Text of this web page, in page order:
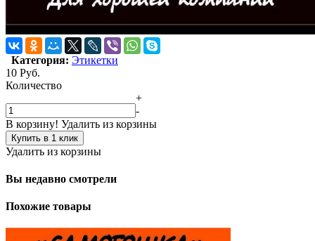
Категория: Этикетки
10 Руб.
Количество
+
-
В корзину! Удалить из корзины
Купить в 1 клик
Удалить из корзины
Вы недавно смотрели
Похожие товары